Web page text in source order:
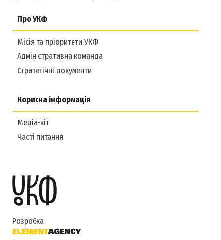
Розробка
Про УКФ
Місія та пріоритети УКФ
Адміністративна команда
Стратегічні документи
Корисна інформація
Медіа-кіт
Часті питання